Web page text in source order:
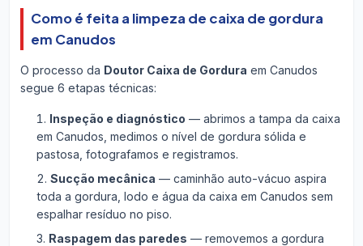
Como é feita a limpeza de caixa de gordura
em Canudos
O processo da Doutor Caixa de Gordura em Canudos
segue 6 etapas técnicas:
Inspeção e diagnóstico — abrimos a tampa da caixa
em Canudos, medimos o nível de gordura sólida e
pastosa, fotografamos e registramos.
Sucção mecânica — caminhão auto-vácuo aspira
toda a gordura, lodo e água da caixa em Canudos sem
espalhar resíduo no piso.
Raspagem das paredes — removemos a gordura